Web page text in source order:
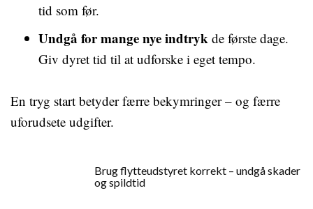
tid som før.
Undgå for mange nye indtryk de første dage.
Giv dyret tid til at udforske i eget tempo.
En tryg start betyder færre bekymringer – og færre
uforudsete udgifter.
Brug flytteudstyret korrekt – undgå skader
og spildtid